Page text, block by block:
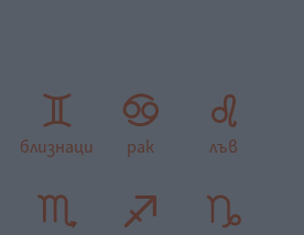
близнаци рак лъв